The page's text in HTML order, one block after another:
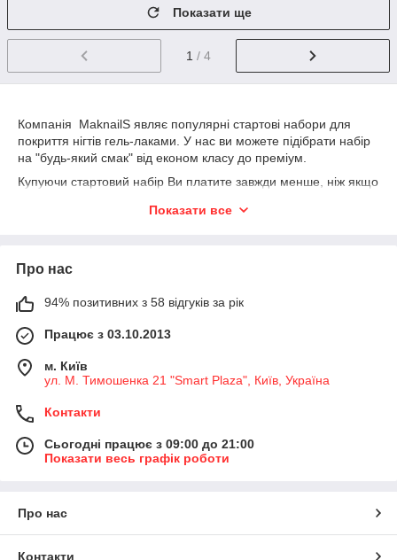
Показати ще
1 / 4
Компанія MaknailS являє популярні стартові набори для
покриття нігтів гель-лаками. У нас ви можете підібрати набір
на "будь-який смак" від економ класу до преміум.
Купуючи стартовий набір Ви платите завжди менше, ніж якщо
наборів завжди закладена знижка.
При купівлі стартового набору вибір кольору гель-лаку можна
вибрати за своїм бажанням.
Набори укомплектовані всіма необхідними інструментами
покриття і фінішний гель, засобами знімають гель-лак і
При доступній ціні набори зібрані з найбільш якісних
Показати все
Про нас
94% позитивних з 58 відгуків за рік
Працює з 03.10.2013
м. Київ
ул. М. Тимошенка 21 "Smart Plaza", Київ, Україна
Контакти
Сьогодні працює з 09:00 до 21:00
Показати весь графік роботи
Про нас
Контакти